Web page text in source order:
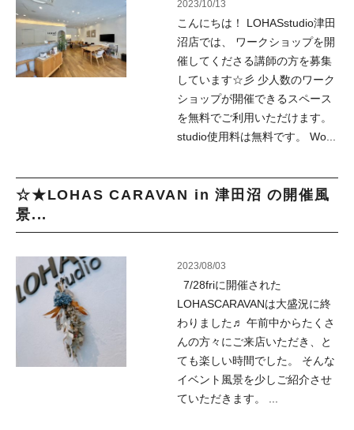
2023/10/13
こんにちは！ LOHASstudio津田
沼店では、 ワークショップを開
催してくださる講師の方を募集
しています☆彡 少人数のワーク
ショップが開催できるスペース
を無料でご利用いただけます。
studio使用料は無料です。 Wo...
☆★LOHAS CARAVAN in 津田沼 の開催風
景...
2023/08/03
7/28friに開催された
LOHASCARAVANは大盛況に終
わりました♬ 午前中からたくさ
んの方々にご来店いただき、と
ても楽しい時間でした。 そんな
イベント風景を少しご紹介させ
ていただきます。 ...